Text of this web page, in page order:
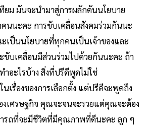
ยม มันจะนำมาสู่การผลักดันนโยบาย
นนะคะ การขับเคลื่อนสังคมร่วมกันนะ
เป็นนโยบายที่ทุกคนเป็นเจ้าของและ
ขับเคลื่อนมีส่วนร่วมไปด้วยกันนะคะ ถ้า
ำอะไรบ้าง สิ่งที่ปรีดีพูดไม่ใช่
เรื่องของการเลือกตั้ง แต่ปรีดีจะพูดถึง
งเศรษฐกิจ คุณจะจนจะรวยแต่คุณจะต้อง
รถที่จะมีชีวิตที่มีคุณภาพที่ดีนะคะ ลูก ๆ